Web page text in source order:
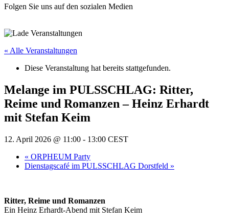
Folgen Sie uns auf den sozialen Medien
« Alle Veranstaltungen
Diese Veranstaltung hat bereits stattgefunden.
Melange im PULSSCHLAG: Ritter,
Reime und Romanzen – Heinz Erhardt
mit Stefan Keim
12. April 2026 @ 11:00 - 13:00 CEST
« ORPHEUM Party
Dienstagscafé im PULSSCHLAG Dorstfeld »
Ritter, Reime und Romanzen
Ein Heinz Erhardt-Abend mit Stefan Keim